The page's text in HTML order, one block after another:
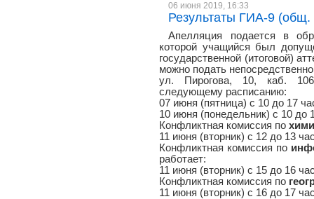
06 июня 2019, 16:33
Результаты ГИА-9
Апелляция подается в
которой учащийся был
государственной (итоговой)
можно подать
ул. Пирогова, 10, каб.
следующему расписанию:
07 июня (пятница) с 10 до 17
10 июня (понедельник) с 10 до
Конфликтная комиссия по
11 июня (вторник) с 12 до 13
Конфликтная комиссия по
работает:
11 июня (вторник) с 15 до 16
Конфликтная комиссия по
11 июня (вторник) с 16 до 17